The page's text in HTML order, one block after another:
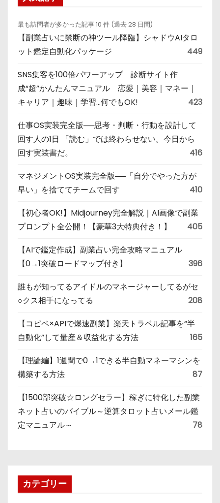
最も訪問者が多かった記事 10 件 (過去 28 日間)
【副業占いに禁断の神ツール降臨】シャドウAIタロ
ット鑑定自動化パッケージ
449
SNS集客を100倍パワーアップ 診断サイト作
成“超”かんたんマニュアル 恋愛｜美容｜マネー｜
キャリア｜趣味｜学習…何でもOK!
423
仕事OS実装完全版──思考・判断・行動を設計して
回す人の1日 「読む」では終わらせない。今日から
回す実装書だ。
416
マネジメントOS実装完全版──「自分でやった方が
早い」を捨ててチームで回す
410
【初心者OK!】Midjourney完全解説｜AI画像で副業
プロンプト全公開！【豪華3大特典付き！】
405
【AIで鑑定作成】副業占い完全攻略マニュアル
【0→1突破ロードマップ付き】
396
誰もが知ってるアイドルのマネージャーしてるがセ
○クス相手になってる
208
【コピペ×APIで爆速副業】楽天トラベル記事を“半
自動化”して量産＆収益化する方法
165
【理論編】1週間で0→1できる半自動マネーマシンを
構築する方法
87
【1500部突破☆ロングセラー】稼ぎに特化した副業
ネット占いのバイブル～逆算タロット占いメール鑑
定マニュアル～
78
カテゴリー